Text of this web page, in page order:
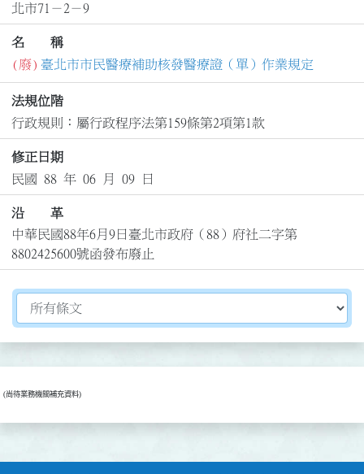
北市71－2－9
名 稱
(廢) 臺北市市民醫療補助核發醫療證（單）作業規定
法規位階
行政規則：屬行政程序法第159條第2項第1款
修正日期
民國 88 年 06 月 09 日
沿 革
中華民國88年6月9日臺北市政府（88）府社二字第
8802425600號函發布廢止
切換選擇法規資訊內容
(尚待業務機關補充資料)